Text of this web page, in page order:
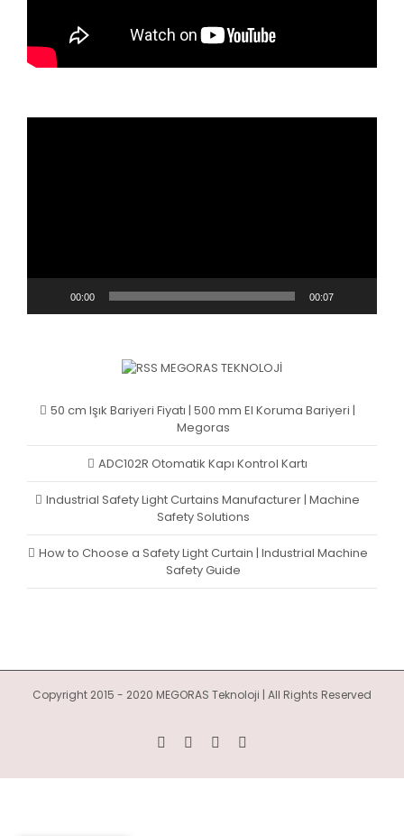
00:00 00:07
MEGORAS TEKNOLOJI
50 cm Işık Bariyeri Fiyatı | 500 mm El Koruma Bariyeri |
Megoras
ADC102R Otomatik Kapı Kontrol Kartı
Industrial Safety Light Curtains Manufacturer | Machine
Safety Solutions
How to Choose a Safety Light Curtain | Industrial Machine
Safety Guide
Copyright 2015 - 2020 MEGORAS Teknoloji | All Rights Reserved
YouTube
TwitterLinkedIn